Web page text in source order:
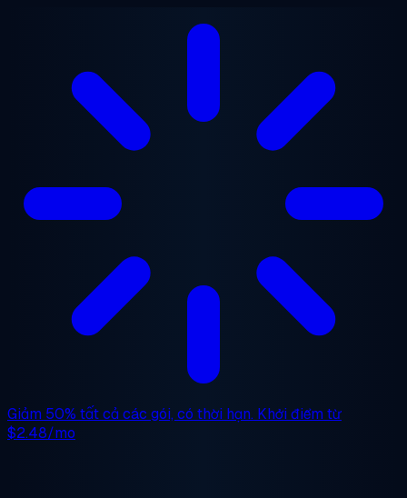
Giảm 50% tất cả các gói, có thời hạn. Khởi điểm từ
$2.48/mo